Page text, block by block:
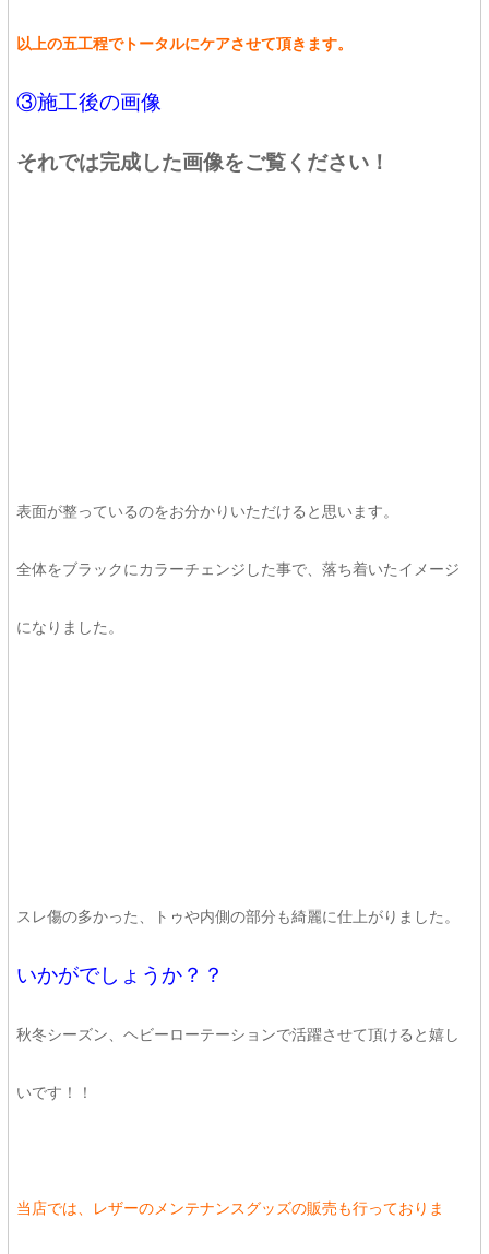
以上の五工程でトータルにケアさせて頂きます。
③施工後の画像
それでは完成した画像をご覧ください！
表面が整っているのをお分かりいただけると思います。
全体をブラックにカラーチェンジした事で、落ち着いたイメージ
になりました。
スレ傷の多かった、トゥや内側の部分も綺麗に仕上がりました。
いかがでしょうか？？
秋冬シーズン、ヘビーローテーションで活躍させて頂けると嬉し
いです！！
当店では、レザーのメンテナンスグッズの販売も行っておりま